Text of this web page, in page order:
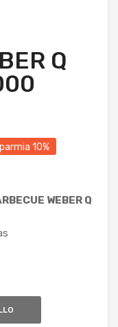
Q
10%
WEBER Q